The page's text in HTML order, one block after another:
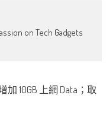
on Tech Gadgets
加 10GB 上網 Data；取